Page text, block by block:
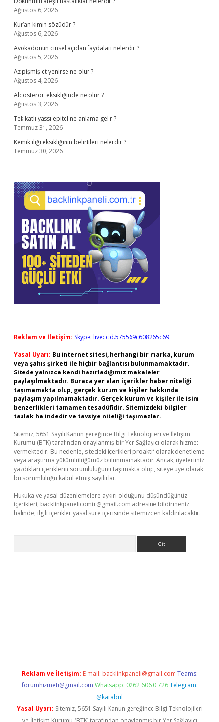
Ağustos 6, 2026
Kur’an kimin sözüdür ?
Ağustos 6, 2026
Avokadonun cinsel açıdan faydaları nelerdir ?
Ağustos 5, 2026
Az pişmiş et yenirse ne olur ?
Ağustos 4, 2026
Aldosteron eksikliğinde ne olur ?
Ağustos 3, 2026
Tek katlı yassı epitel ne anlama gelir ?
Temmuz 31, 2026
Kemik iliği eksikliğinin belirtileri nelerdir ?
Temmuz 30, 2026
Reklam ve İletişim: Skype: live:.cid.575569c608265c69
Yasal Uyarı: Bu internet sitesi, herhangi bir marka, kurum
veya şahıs şirketi ile hiçbir bağlantısı bulunmamaktadır.
Sitede yalnızca kendi hazırladığımız makaleler
paylaşılmaktadır. Burada yer alan içerikler haber niteliği
taşımamakta olup, gerçek kurum ve kişiler hakkında
paylaşım yapılmamaktadır. Gerçek kurum ve kişiler ile isim
benzerlikleri tamamen tesadüfidir. Sitemizdeki bilgiler
taslak halindedir ve tavsiye niteliği taşımazlar.
Sitemiz, 5651 Sayılı Kanun gereğince Bilgi Teknolojileri ve İletişim
Kurumu (BTK) tarafından onaylanmış bir Yer Sağlayıcı olarak hizmet
vermektedir. Bu nedenle, sitedeki içerikleri proaktif olarak denetleme
veya araştırma yükümlülüğümüz bulunmamaktadır. Ancak, üyelerimiz
yazdıkları içeriklerin sorumluluğunu taşımakta olup, siteye üye olarak
bu sorumluluğu kabul etmiş sayılırlar.
Hukuka ve yasal düzenlemelere aykırı olduğunu düşündüğünüz
içerikleri, backlinkpanelicomtr@gmail.com adresine bildirmeniz
halinde, ilgili içerikler yasal süre içerisinde sitemizden kaldırılacaktır.
Reklam ve İletişim: E-mail: backlinkpaneli@gmail.com Teams:
forumhizmeti@gmail.com Whatsapp: 0262 606 0 726 Telegram:
@karabul
Yasal Uyarı: Sitemiz, 5651 Sayılı Kanun gereğince Bilgi Teknolojileri
ve İletişim Kurumu (BTK) tarafından onaylanmış bir Yer Sağlayıcı